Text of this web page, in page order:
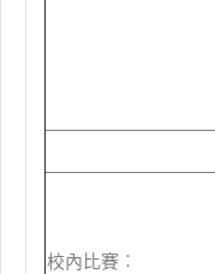
校內比賽︰